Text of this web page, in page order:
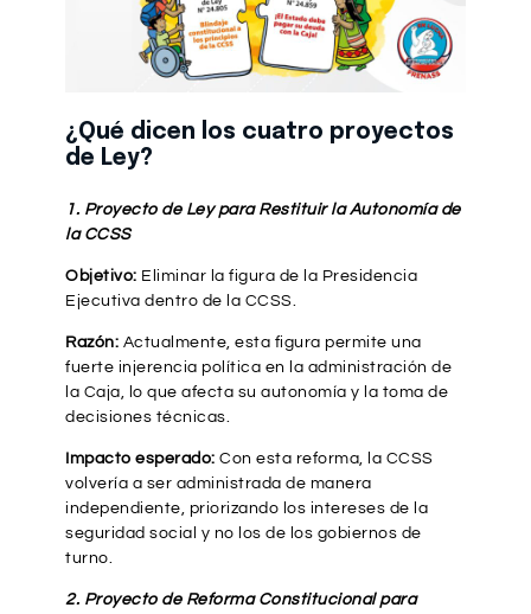
¿Qué dicen los cuatro proyectos
de Ley?
1. Proyecto de Ley para Restituir la Autonomía de
la CCSS
Objetivo: Eliminar la figura de la Presidencia
Ejecutiva dentro de la CCSS.
Razón: Actualmente, esta figura permite una
fuerte injerencia política en la administración de
la Caja, lo que afecta su autonomía y la toma de
decisiones técnicas.
Impacto esperado: Con esta reforma, la CCSS
volvería a ser administrada de manera
independiente, priorizando los intereses de la
seguridad social y no los de los gobiernos de
turno.
2. Proyecto de Reforma Constitucional para